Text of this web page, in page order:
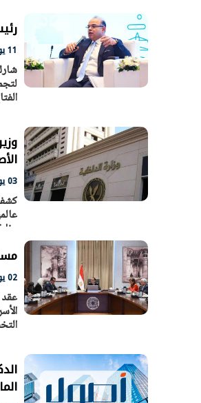
11 يونيو 2024 06:50 م
03 يونيو 2024 08:39 م
02 يونيو 2024 07:48 م
الرئيس السيسي: تداعيات خطيرة
الاقتصاد العالمي وأسعار الوقود حال
استمرار الأزمة في الشرق الأوسط